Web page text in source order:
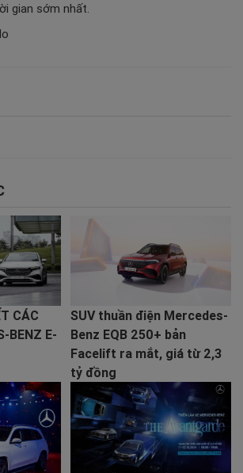
gian sớm nhất.
CÁC
BENZ E-
SUV thuần điện Mercedes-
Benz EQB 250+ bản
Facelift ra mắt, giá từ 2,3
tỷ đồng